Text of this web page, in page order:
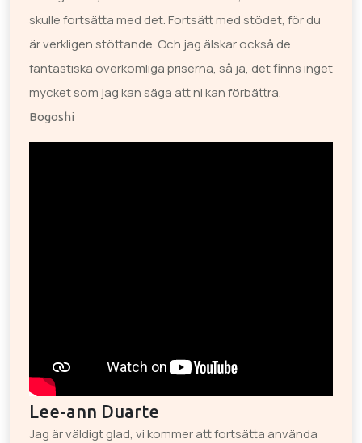
skulle fortsätta med det. Fortsätt med stödet, för du
är verkligen stöttande. Och jag älskar också de
fantastiska överkomliga priserna, så ja, det finns inget
mycket som jag kan säga att ni kan förbättra.
Bogoshi
Lee-ann Duarte
Jag är väldigt glad, vi kommer att fortsätta använda